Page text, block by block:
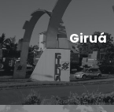
Giruá